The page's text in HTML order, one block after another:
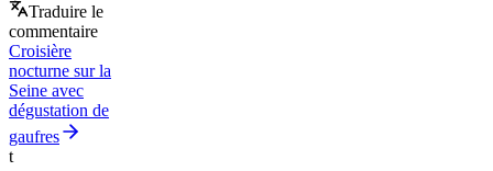
Traduire le
commentaire
Croisière
nocturne sur la
Seine avec
dégustation de
gaufres
t